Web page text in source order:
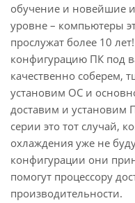
обучение и новейшие
уровне – компьютеры
прослужат более 10
конфигурацию ПК под
качественно соберем,
установим ОС и
доставим и установим
серии это тот случай,
охлаждения уже не
конфигурации они
помогут процессору
производительности.